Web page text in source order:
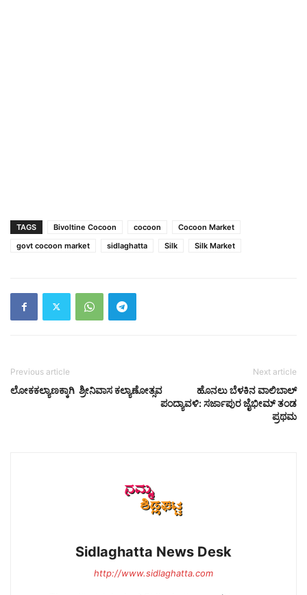
TAGS Bivoltine Cocoon cocoon
Cocoon Market
govt cocoon market
sidlaghatta Silk Silk Market
Previous article
ಲೋಕಕಲ್ಯಾಣಕ್ಕಾಗಿ ಶ್ರೀನಿವಾಸ ಕಲ್ಯಾಣೋತ್ಸವ
Next article
ಹೊನಲು ಬೆಳಕಿನ ವಾಲಿಬಾಲ್
ಪಂದ್ಯಾವಳಿ: ಸರ್ಜಾಪುರ ಜೈಭೀಮ್ ತಂಡ
ಪ್ರಥಮ
Sidlaghatta News Desk
http://www.sidlaghatta.com